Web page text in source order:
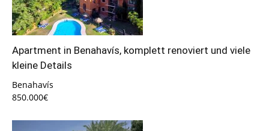
Apartment in Benahavís, komplett renoviert und viele
kleine Details
Benahavís
850.000€